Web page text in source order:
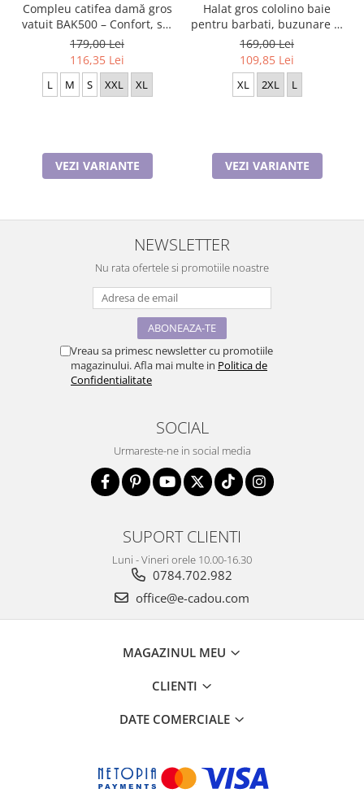
Compleu catifea damă gros
vatuit BAK500 – Confort, stil
și eleganță BAK500
179,00 Lei
116,35 Lei
L M S XXL XL
VEZI VARIANTE
Halat gros cololino baie
pentru barbati, buzunare si
cordon in talie, VERDE
PETROL
169,00 Lei
109,85 Lei
XL 2XL L
VEZI VARIANTE
NEWSLETTER
Nu rata ofertele si promotiile noastre
Vreau sa primesc newsletter cu promotiile
magazinului. Afla mai multe in Politica de
Confidentialitate
SOCIAL
Urmareste-ne in social media
SUPORT CLIENTI
Luni - Vineri orele 10.00-16.30
0784.702.982
office@e-cadou.com
MAGAZINUL MEU
CLIENTI
DATE COMERCIALE